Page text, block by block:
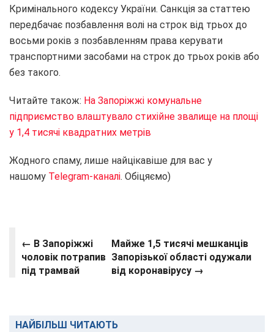
Кримінального кодексу України. Санкція за статтею
передбачає позбавлення волі на строк від трьох до
восьми років з позбавленням права керувати
транспортними засобами на строк до трьох років або
без такого.
Читайте також: На Запоріжжі комунальне
підприємство влаштувало стихійне звалище на площі
у 1,4 тисячі квадратних метрів
Жодного спаму, лише найцікавіше для вас у
нашому Telegram-каналі. Обіцяємо)
← В Запоріжжі
чоловік потрапив
під трамвай
Майже 1,5 тисячі мешканців
Запорізької області одужали
від коронавірусу →
НАЙБІЛЬШ ЧИТАЮТЬ